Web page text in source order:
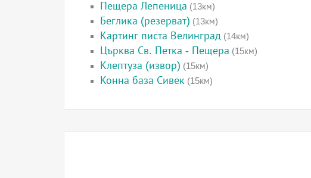
Пещера Лепеница (13км)
Беглика (резерват) (13км)
Картинг писта Велинград (14км)
Църква Св. Петка - Пещера (15км)
Клептуза (извор) (15км)
Конна база Сивек (15км)